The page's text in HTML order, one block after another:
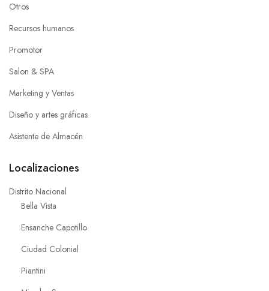
Otros
Recursos humanos
Promotor
Salon & SPA
Marketing y Ventas
Diseño y artes gráficas
Asistente de Almacén
Localizaciones
Distrito Nacional
Bella Vista
Ensanche Capotillo
Ciudad Colonial
Piantini